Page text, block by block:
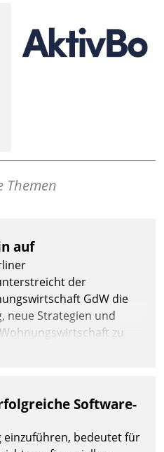
Themen
auf
der
GdW die
neue Strategien und
zu
Software-
einzuführen, bedeutet für